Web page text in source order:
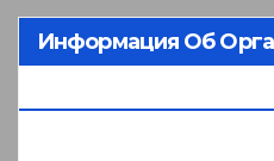
Информация Об